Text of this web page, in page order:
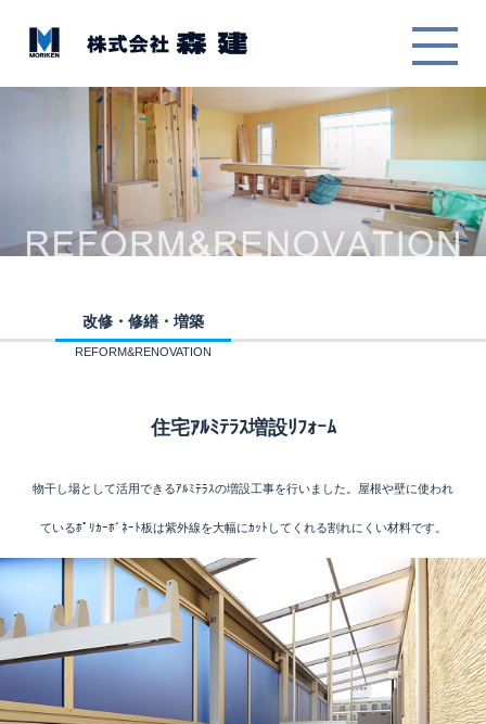
改修・修繕・増築
REFORM&RENOVATION
住宅ｱﾙﾐﾃﾗｽ増設ﾘﾌｫｰﾑ
物干し場として活用できるｱﾙﾐﾃﾗｽの増設工事を行いました。屋根や壁に使われ
ているﾎﾟﾘｶｰﾎﾞﾈｰﾄ板は紫外線を大幅にｶｯﾄしてくれる割れにくい材料です。